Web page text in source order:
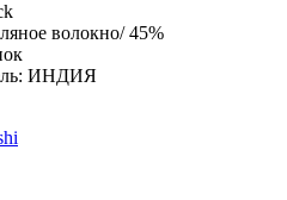
волокно/ 45%
ИНДИЯ